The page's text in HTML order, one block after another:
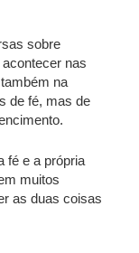
sobre
nas
na
de fé, mas de
fé e a própria
muitos
as duas coisas